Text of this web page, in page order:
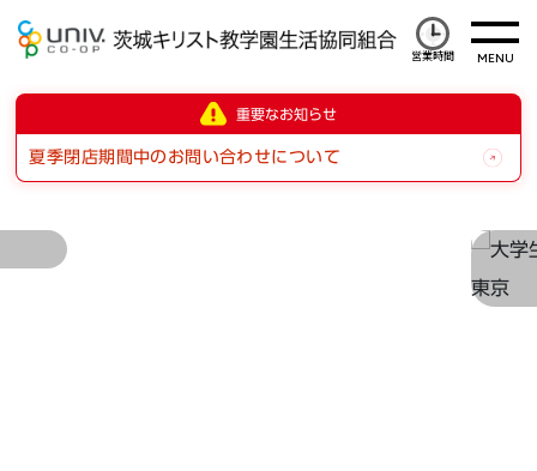
営業時間
重要なお知らせ
夏季閉店期間中のお問い合わせについて